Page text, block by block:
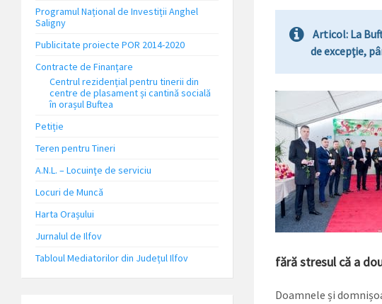
Articol: La
de excepţie,
fără stresul că a
Doamnele și
Programul Național de Investiții Anghel
Saligny
Publicitate proiecte POR 2014-2020
Contracte de Finanțare
Centrul rezidențial pentru tinerii din
centre de plasament și cantină socială
în orașul Buftea
Petiție
Teren pentru Tineri
A.N.L. – Locuinţe de serviciu
Locuri de Muncă
Harta Orașului
Jurnalul de Ilfov
Tabloul Mediatorilor din Județul Ilfov